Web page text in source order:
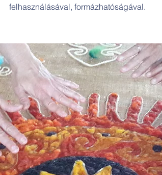
felhasználásával, formázhatóságával.